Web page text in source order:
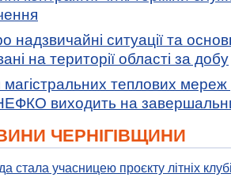
надзвичайні ситуації та
на території області за добу
магістральних теплових мереж
виходить на
ЧЕРНІГІВЩИНИ
стала учасницею проєкту літніх